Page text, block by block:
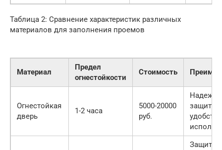
Таблица 2: Сравнение характеристик различных
материалов для заполнения проемов
Материал
Предел
огнестойкости
Стоимость
Огнестойкая
дверь
1-2 часа
5000-20000
руб.
защита,
удобство
Защита